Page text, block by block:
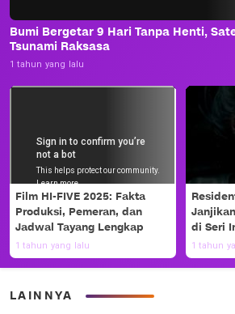
Bumi Bergetar 9 Hari Tanpa Henti,
Tsunami Raksasa
1 tahun yang lalu
Film HI-FIVE 2025: Fakta
Produksi, Pemeran, dan
Jadwal Tayang Lengkap
1 tahun yang lalu
di Seri
1 tahun
LAINNYA